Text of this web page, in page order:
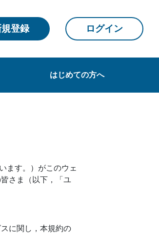
規登録 ログイン
はじめての方へ
ます。）がこのウェ
さま（以下，「ユ
に関し，本規約の